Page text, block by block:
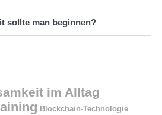
sollte man beginnen?
im Alltag
Blockchain-Technologie